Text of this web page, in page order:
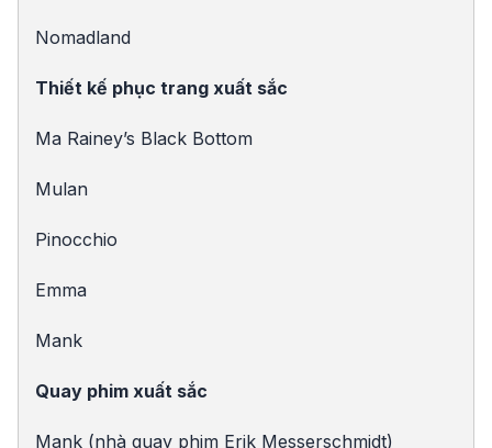
Nomadland
Thiết kế phục trang xuất sắc
Ma Rainey’s Black Bottom
Mulan
Pinocchio
Emma
Mank
Quay phim xuất sắc
Mank (nhà quay phim Erik Messerschmidt)